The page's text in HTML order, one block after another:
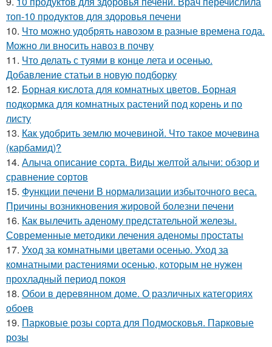
топ-10 продуктов для здоровья печени
10. Что можно удобрять навозом в разные времена года.
Можно ли вносить навоз в почву
11. Что делать с туями в конце лета и осенью.
Добавление статьи в новую подборку
12. Борная кислота для комнатных цветов. Борная
подкормка для комнатных растений под корень и по
листу
13. Как удобрить землю мочевиной. Что такое мочевина
(карбамид)?
14. Алыча описание сорта. Виды желтой алычи: обзор и
сравнение сортов
15. Функции печени В нормализации избыточного веса.
Причины возникновения жировой болезни печени
16. Как вылечить аденому предстательной железы.
Современные методики лечения аденомы простаты
17. Уход за комнатными цветами осенью. Уход за
комнатными растениями осенью, которым не нужен
прохладный период покоя
18. Обои в деревянном доме. О различных категориях
обоев
19. Парковые розы сорта для Подмосковья. Парковые
розы